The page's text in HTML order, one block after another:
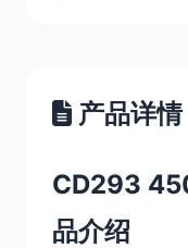
产品详情
CD293
品介绍